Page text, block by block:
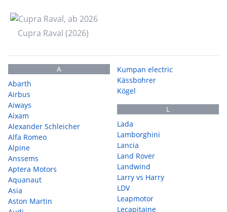
Cupra Raval (2026)
A
Abarth
Airbus
Aiways
Aixam
Alexander Schleicher
Alfa Romeo
Alpine
Anssems
Aptera Motors
Aquanaut
Asia
Aston Martin
Kumpan electric
Kässbohrer
Kögel
L
Lada
Lamborghini
Lancia
Land Rover
Landwind
Larry vs Harry
LDV
Leapmotor
Lecapitaine